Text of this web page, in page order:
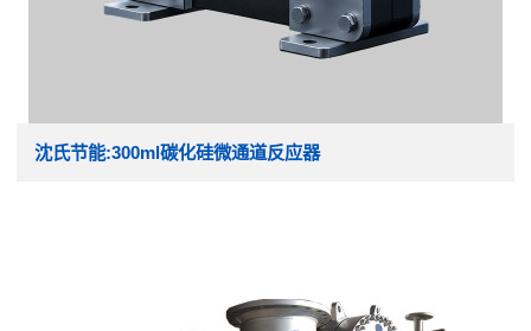
沈氏节能:300ml碳化硅微通道反应器